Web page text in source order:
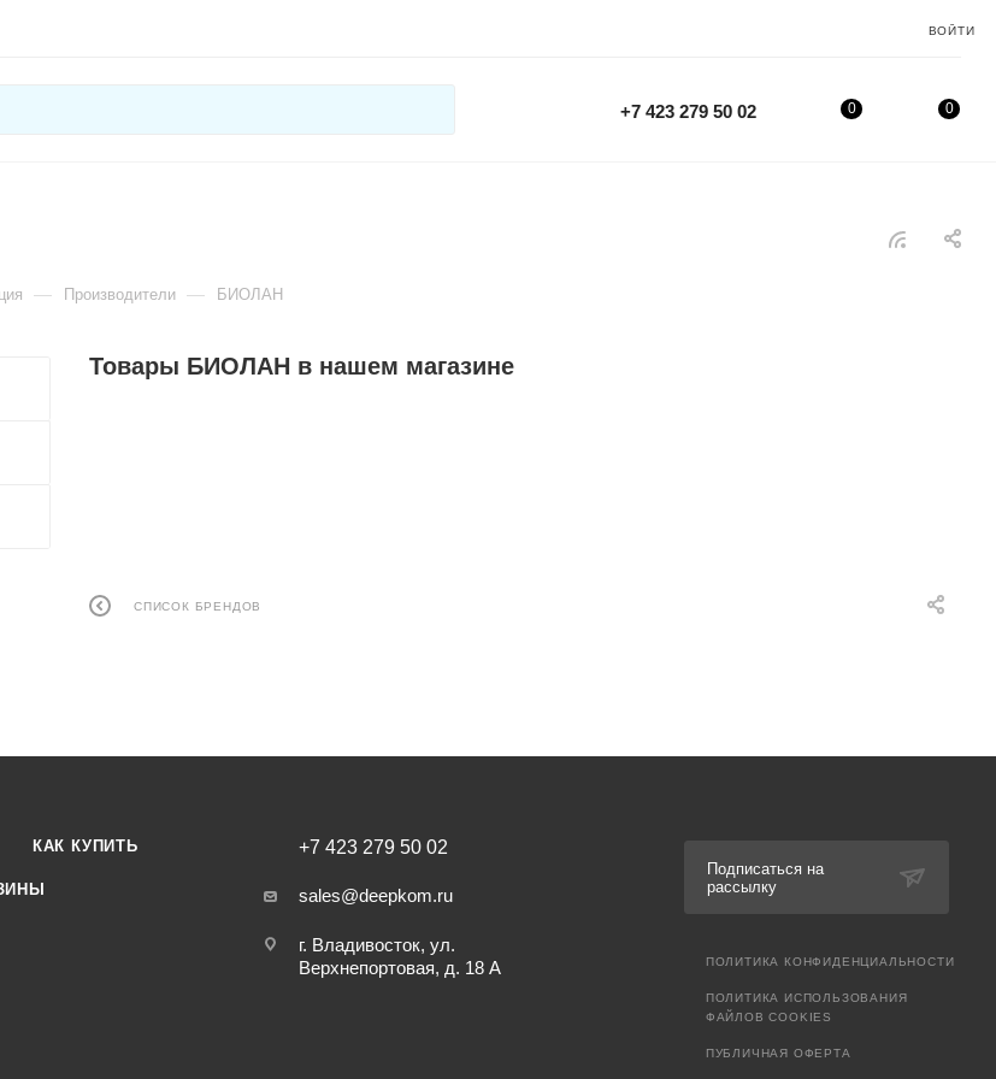
ВОЙТИ
+7 423 279 50 02 0
0
— Производители — БИОЛАН
Товары БИОЛАН в нашем магазине
СПИСОК БРЕНДОВ
КАК КУПИТЬ +7 423 279 50 02
sales@deepkom.ru
г. Владивосток, ул.
Верхнепортовая, д. 18 А
Подписаться на
рассылку
ПОЛИТИКА КОНФИДЕНЦИАЛЬНОСТИ
ПОЛИТИКА ИСПОЛЬЗОВАНИЯ
ФАЙЛОВ COOKIES
ПУБЛИЧНАЯ ОФЕРТА